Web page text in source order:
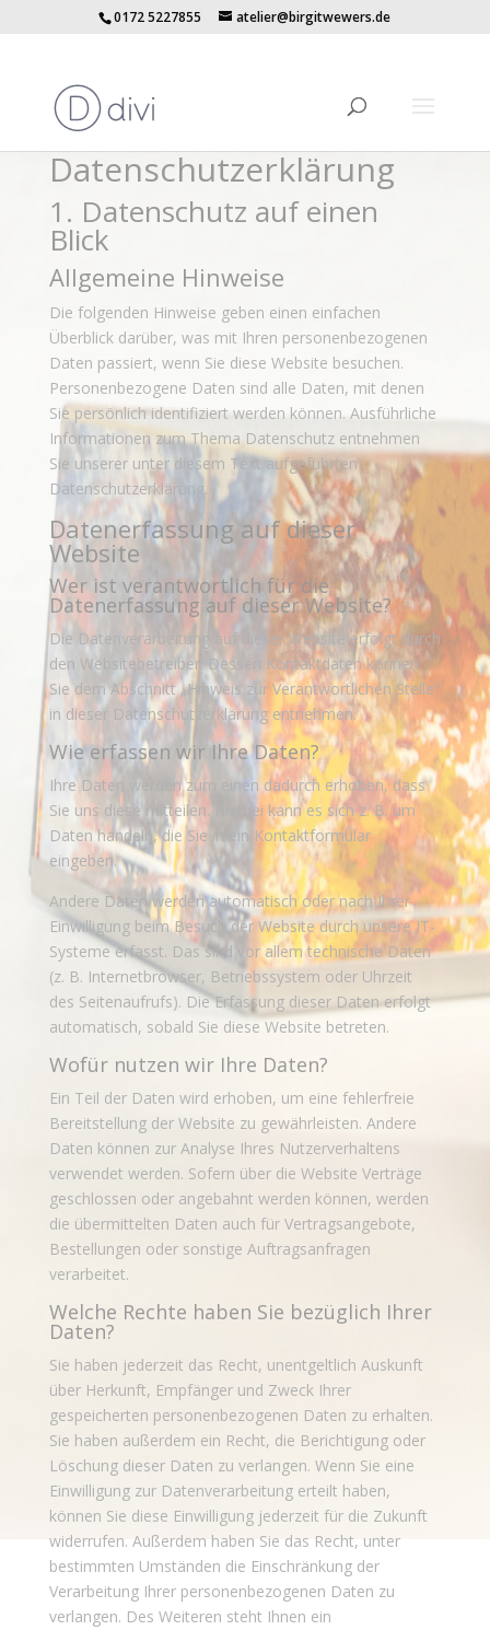
0172 5227855 atelier@birgitwewers.de
Datenschutz­erklärung
1. Datenschutz auf einen
Blick
Allgemeine Hinweise
Die folgenden Hinweise geben einen einfachen
Überblick darüber, was mit Ihren personenbezogenen
Daten passiert, wenn Sie diese Website besuchen.
Personenbezogene Daten sind alle Daten, mit denen
Sie persönlich identifiziert werden können. Ausführliche
Informationen zum Thema Datenschutz entnehmen
Sie unserer unter diesem Text aufgeführten
Datenschutzerklärung.
Datenerfassung auf dieser
Website
Wer ist verantwortlich für die
Datenerfassung auf dieser Website?
Die Datenverarbeitung auf dieser Website erfolgt durch
den Websitebetreiber. Dessen Kontaktdaten können
Sie dem Abschnitt „Hinweis zur Verantwortlichen Stelle“
in dieser Datenschutzerklärung entnehmen.
Wie erfassen wir Ihre Daten?
Ihre Daten werden zum einen dadurch erhoben, dass
Sie uns diese mitteilen. Hierbei kann es sich z. B. um
Daten handeln, die Sie in ein Kontaktformular
eingeben.
Andere Daten werden automatisch oder nach Ihrer
Einwilligung beim Besuch der Website durch unsere IT-
Systeme erfasst. Das sind vor allem technische Daten
(z. B. Internetbrowser, Betriebssystem oder Uhrzeit
des Seitenaufrufs). Die Erfassung dieser Daten erfolgt
automatisch, sobald Sie diese Website betreten.
Wofür nutzen wir Ihre Daten?
Ein Teil der Daten wird erhoben, um eine fehlerfreie
Bereitstellung der Website zu gewährleisten. Andere
Daten können zur Analyse Ihres Nutzerverhaltens
verwendet werden. Sofern über die Website Verträge
geschlossen oder angebahnt werden können, werden
die übermittelten Daten auch für Vertragsangebote,
Bestellungen oder sonstige Auftragsanfragen
verarbeitet.
Welche Rechte haben Sie bezüglich Ihrer
Daten?
Sie haben jederzeit das Recht, unentgeltlich Auskunft
über Herkunft, Empfänger und Zweck Ihrer
gespeicherten personenbezogenen Daten zu erhalten.
Sie haben außerdem ein Recht, die Berichtigung oder
Löschung dieser Daten zu verlangen. Wenn Sie eine
Einwilligung zur Datenverarbeitung erteilt haben,
können Sie diese Einwilligung jederzeit für die Zukunft
widerrufen. Außerdem haben Sie das Recht, unter
bestimmten Umständen die Einschränkung der
Verarbeitung Ihrer personenbezogenen Daten zu
verlangen. Des Weiteren steht Ihnen ein